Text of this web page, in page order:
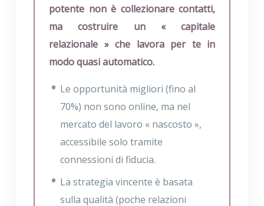
potente non è collezionare contatti,
ma costruire un « capitale
relazionale » che lavora per te in
modo quasi automatico.
Le opportunità migliori (fino al
70%) non sono online, ma nel
mercato del lavoro « nascosto »,
accessibile solo tramite
connessioni di fiducia.
La strategia vincente è basata
sulla qualità (poche relazioni